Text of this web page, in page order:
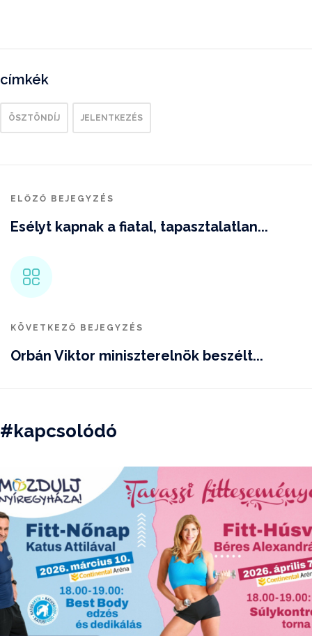
címkék
ÖSZTÖNDÍJ JELENTKEZÉS
ELŐZŐ BEJEGYZÉS
Esélyt kapnak a fiatal, tapasztalatlan...
KÖVETKEZŐ BEJEGYZÉS
Orbán Viktor miniszterelnök beszélt...
#kapcsolódó